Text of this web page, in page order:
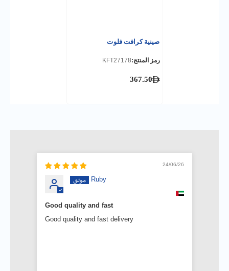
صينية كرافت فلوت
رمز المنتج:KFT27178
367.50
24/06/26
Ruby
Good quality and fast
Good quality and fast delivery